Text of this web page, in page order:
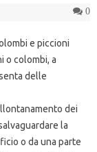
0
e piccioni
o colombi, a
delle
dei
la
o da una parte